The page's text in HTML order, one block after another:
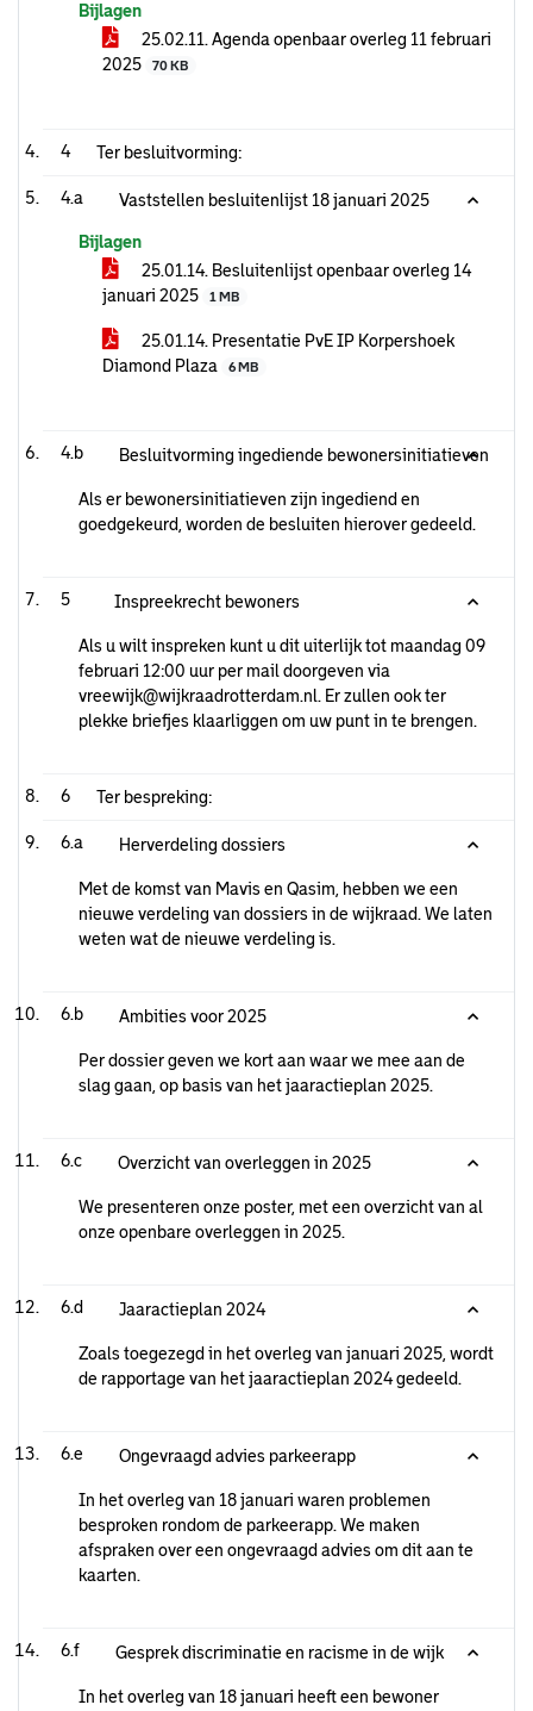
Bijlagen
25.02.11. Agenda openbaar overleg 11 februari
2025
70 KB
4 Ter besluitvorming:
4.a Vaststellen besluitenlijst 18 januari 2025
Bijlagen
25.01.14. Besluitenlijst openbaar overleg 14
januari 2025
1 MB
25.01.14. Presentatie PvE IP Korpershoek
Diamond Plaza
6 MB
4.b Besluitvorming ingediende bewonersinitiatieven
Als er bewonersinitiatieven zijn ingediend en
goedgekeurd, worden de besluiten hierover gedeeld.
5 Inspreekrecht bewoners
Als u wilt inspreken kunt u dit uiterlijk tot maandag 09
februari 12:00 uur per mail doorgeven via
vreewijk@wijkraadrotterdam.nl. Er zullen ook ter
plekke briefjes klaarliggen om uw punt in te brengen.
6 Ter bespreking:
6.a Herverdeling dossiers
Met de komst van Mavis en Qasim, hebben we een
nieuwe verdeling van dossiers in de wijkraad. We laten
weten wat de nieuwe verdeling is.
6.b Ambities voor 2025
Per dossier geven we kort aan waar we mee aan de
slag gaan, op basis van het jaaractieplan 2025.
6.c Overzicht van overleggen in 2025
We presenteren onze poster, met een overzicht van al
onze openbare overleggen in 2025.
6.d Jaaractieplan 2024
Zoals toegezegd in het overleg van januari 2025, wordt
de rapportage van het jaaractieplan 2024 gedeeld.
6.e Ongevraagd advies parkeerapp
In het overleg van 18 januari waren problemen
besproken rondom de parkeerapp. We maken
afspraken over een ongevraagd advies om dit aan te
kaarten.
6.f Gesprek discriminatie en racisme in de wijk
In het overleg van 18 januari heeft een bewoner